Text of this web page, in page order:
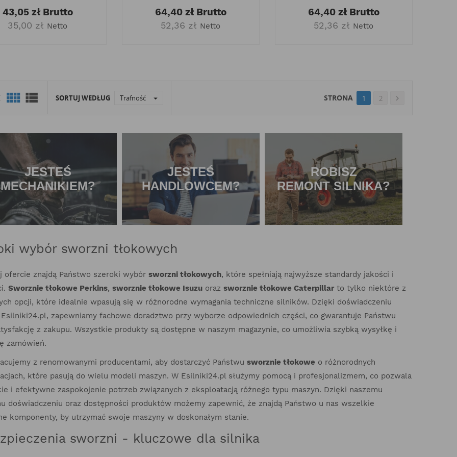
43,05 złBrutto
35,00 zł Netto
64,40 złBrutto
52,36 zł Netto
64,40 złBrutto
52,36 zł Netto
  SORTUJ WEDŁUG Trafność  STRONA 1 2 
JESTEŚ
MECHANIKIEM?
JESTEŚ
HANDLOWCEM?
ROBISZ
REMONT SILNIKA?
wybór sworzni tłokowych
ofercie znajdą Państwo szeroki wybór sworzni tłokowych, które spełniają najwyższe standardy jakości i
Sworznie tłokowe Perkins, sworznie tłokowe Isuzu oraz sworznie tłokowe Caterpillarto tylko niektóre z
opcji, które idealnie wpasują się w różnorodne wymagania techniczne silników. Dzięki doświadczeniu
Esilniki24.pl, zapewniamy fachowe doradztwo przy wyborze odpowiednich części, co gwarantuje Państwu
z zakupu. Wszystkie produkty są dostępne w naszym magazynie, co umożliwia szybką wysyłkę i
zamówień.
z renomowanymi producentami, aby dostarczyć Państwu sworznie tłokowe o różnorodnych
które pasują do wielu modeli maszyn. W Esilniki24.pl służymy pomocą i profesjonalizmem, co pozwala
i efektywne zaspokojenie potrzeb związanych z eksploatacją różnego typu maszyn. Dzięki naszemu
doświadczeniu oraz dostępności produktów możemy zapewnić, że znajdą Państwo u nas wszelkie
komponenty, by utrzymać swoje maszyny w doskonałym stanie.
sworzni - kluczowe dla silnika